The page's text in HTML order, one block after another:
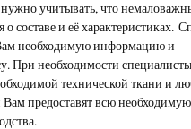
учитывать, что
составе и её характеристиках.
необходимую информацию и
При необходимости
технической ткани и
предоставят всю необходимую